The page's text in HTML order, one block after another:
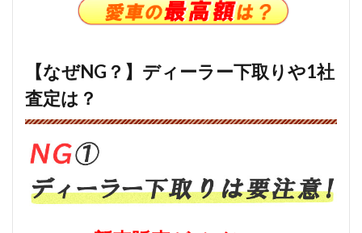
【なぜNG？】ディーラー下取りや1社
査定は？